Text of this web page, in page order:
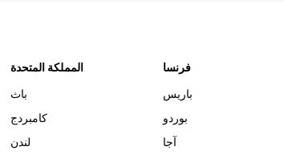
المملكة المتحدة
باث
كامبردج
لندن
فرنسا
باريس
بوردو
آجا